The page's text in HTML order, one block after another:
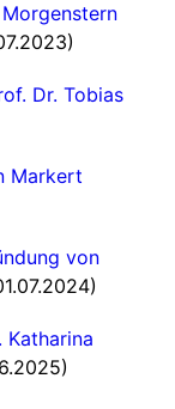
Dr. Tobias
Markert
von
Katharina